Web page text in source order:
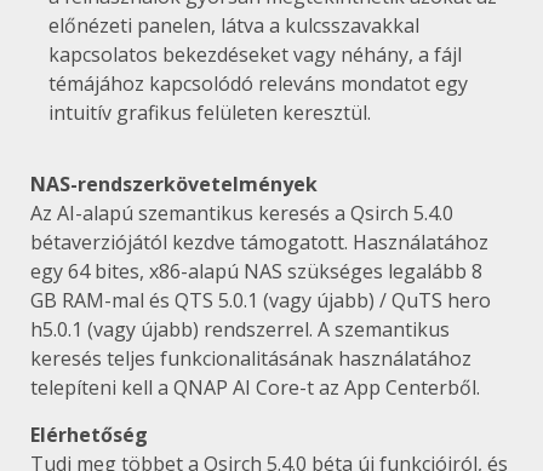
előnézeti panelen, látva a kulcsszavakkal
kapcsolatos bekezdéseket vagy néhány, a fájl
témájához kapcsolódó releváns mondatot egy
intuitív grafikus felületen keresztül.
NAS-rendszerkövetelmények
Az AI-alapú szemantikus keresés a Qsirch 5.4.0
bétaverziójától kezdve támogatott. Használatához
egy 64 bites, x86-alapú NAS szükséges legalább 8
GB RAM-mal és QTS 5.0.1 (vagy újabb) / QuTS hero
h5.0.1 (vagy újabb) rendszerrel. A szemantikus
keresés teljes funkcionalitásának használatához
telepíteni kell a QNAP AI Core-t az App Centerből.
Elérhetőség
Tudj meg többet a Qsirch 5.4.0 béta új funkcióiról, és